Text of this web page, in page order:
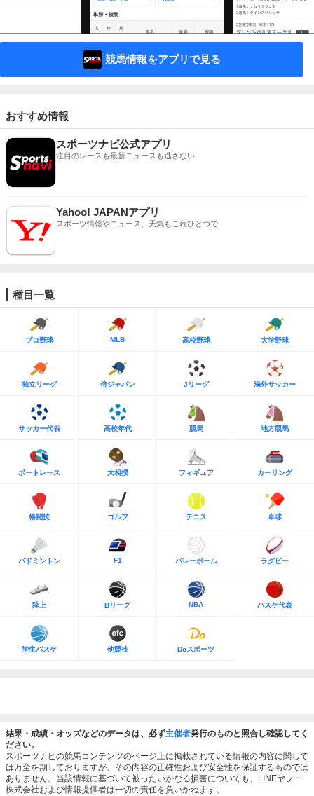
競馬情報をアプリで見る
おすすめ情報
スポーツナビ公式アプリ
注目のレースも最新ニュースも逃さない
Yahoo! JAPANアプリ
スポーツ情報やニュース、天気もこれひとつで
種目一覧
プロ野球 MLB 高校野球 大学野球
独立リーグ 侍ジャパン Jリーグ 海外サッカー
サッカー代表 高校年代 競馬 地方競馬
ボートレース 大相撲 フィギュア カーリング
格闘技 ゴルフ テニス 卓球
バドミントン F1 バレーボール ラグビー
陸上 Bリーグ NBA バスケ代表
学生バスケ 他競技 Doスポーツ
結果・成績・オッズなどのデータは、必ず主催者発行のものと照合し確認してく
ださい。
スポーツナビの競馬コンテンツのページ上に掲載されている情報の内容に関して
は万全を期しておりますが、その内容の正確性および安全性を保証するものでは
ありません。当該情報に基づいて被ったいかなる損害についても、LINEヤフー
株式会社および情報提供者は一切の責任を負いかねます。